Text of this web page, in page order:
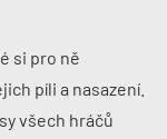
si pro ně
píli a nasazení.
všech hráčů